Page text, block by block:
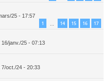
25 - 17:57
1 14 15 16 17
16/janv./25 - 07:13
7/oct./24 - 20:33